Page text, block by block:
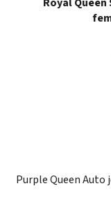
Purple Queen Auto